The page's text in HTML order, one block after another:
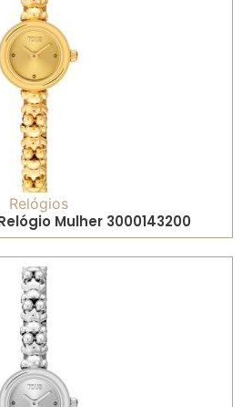
Relógios
Mulher 3000143200